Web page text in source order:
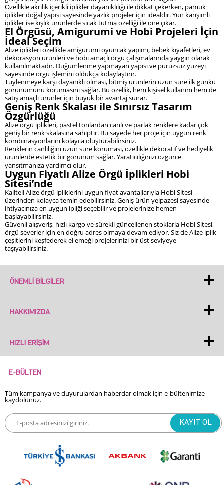
Özellikle akrilik içerikli iplikler dayanıklılığı ile dikkat çekerken, pamuk
iplikler doğal yapısı sayesinde yazlık projeler için idealdir. Yün karışımlı
iplikler ise kışlık ürünlerde sıcak tutma özelliği ile öne çıkar.
El Örgüsü, Amigurumi ve Hobi Projeleri İçin
İdeal Seçim
Alize iplikleri özellikle amigurumi oyuncak yapımı, bebek kıyafetleri, ev
dekorasyon ürünleri ve hobi amaçlı örgü çalışmalarında yaygın olarak
kullanılmaktadır. Düğümlenme yapmayan yapısı ve pürüzsüz yüzeyi
sayesinde örgü işlemini oldukça kolaylaştırır.
Tüylenmeye karşı dayanıklı olması, bitmiş ürünlerin uzun süre ilk günkü
görünümünü korumasını sağlar. Bu özellik, hem kişisel kullanım hem de
satış amaçlı ürünler için büyük bir avantaj sunar.
Geniş Renk Skalası ile Sınırsız Tasarım
Özgürlüğü
Alize örgü iplikleri, pastel tonlardan canlı ve parlak renklere kadar çok
geniş bir renk skalasına sahiptir. Bu sayede her proje için uygun renk
kombinasyonlarını kolayca oluşturabilirsiniz.
Renklerin canlılığını uzun süre koruması, özellikle dekoratif ve hediyelik
ürünlerde estetik bir görünüm sağlar. Yaratıcılığınızı özgürce
yansıtmanıza yardımcı olur.
Uygun Fiyatlı Alize Örgü İplikleri Hobi
Sitesi’nde
Kaliteli Alize örgü ipliklerini uygun fiyat avantajlarıyla Hobi Sitesi
üzerinden kolayca temin edebilirsiniz. Geniş ürün yelpazesi sayesinde
ihtiyacınıza en uygun ipliği seçebilir ve projelerinize hemen
başlayabilirsiniz.
Güvenli alışveriş, hızlı kargo ve sürekli güncellenen stoklarla Hobi Sitesi,
örgü severler için en doğru adres olmaya devam ediyor. Siz de Alize iplik
çeşitlerini keşfederek el emeği projelerinizi bir üst seviyeye
taşıyabilirsiniz.
ÖNEMLI BILGILER
HAKKIMIZDA
HIZLI ERIŞIM
E-BÜLTEN
Tüm kampanya ve duyurulardan haberdar olmak için e-bültenimize
kaydolunuz.